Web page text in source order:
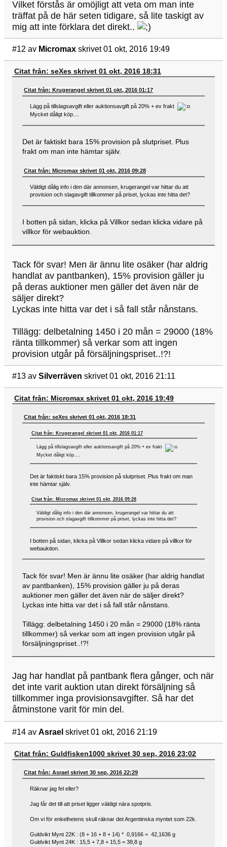
Vilket förstås är omöjligt att veta om man inte
träffat på de här seten tidigare, så lite taskigt av
mig att inte förklara det direkt..
#12 av Micromax skrivet 01 okt, 2016 19:49
Citat från: seXes skrivet 01 okt, 2016 18:31
Citat från: Krugerangel skrivet 01 okt, 2016 01:17
Lägg på tillslagsavgift eller auktionsavgift på 20% + ev frakt
Mycket dåligt köp....
Det är faktiskt bara 15% provision på slutpriset. Plus
frakt om man inte hämtar själv.
Citat från: Micromax skrivet 01 okt, 2016 09:28
Väldigt dålig info i den där annonsen, krugerangel var hittar du att
provision och slagavgift tillkommer på priset, lyckas inte hitta det?
I botten på sidan, klicka på Villkor sedan klicka vidare på
villkor för webauktion.
Tack för svar! Men är ännu lite osäker (har aldrig
handlat av pantbanken), 15% provision gäller ju
på deras auktioner men gäller det även när de
säljer direkt?
Lyckas inte hitta var det i så fall står nånstans.
Tillägg: delbetalning 1450 i 20 mån = 29000 (18%
ränta tillkommer) så verkar som att ingen
provision utgår på försäljningspriset..!?!
#13 av Silverräven skrivet 01 okt, 2016 21:11
Citat från: Micromax skrivet 01 okt, 2016 19:49
Citat från: seXes skrivet 01 okt, 2016 18:31
Citat från: Krugerangel skrivet 01 okt, 2016 01:17
Lägg på tillslagsavgift eller auktionsavgift på 20% + ev frakt
Mycket dåligt köp....
Det är faktiskt bara 15% provision på slutpriset. Plus frakt om man
inte hämtar själv.
Citat från: Micromax skrivet 01 okt, 2016 09:28
Väldigt dålig info i den där annonsen, krugerangel var hittar du att
provision och slagavgift tillkommer på priset, lyckas inte hitta det?
I botten på sidan, klicka på Villkor sedan klicka vidare på villkor för
webauktion.
Tack för svar! Men är ännu lite osäker (har aldrig handlat
av pantbanken), 15% provision gäller ju på deras
auktioner men gäller det även när de säljer direkt?
Lyckas inte hitta var det i så fall står nånstans.
Tillägg: delbetalning 1450 i 20 mån = 29000 (18% ränta
tillkommer) så verkar som att ingen provision utgår på
försäljningspriset..!?!
Jag har handlat på pantbank flera gånger, och när
det inte varit auktion utan direkt försäljning så
tillkommer inga provisionsavgifter. Så har det
åtminstone varit för min del.
#14 av Asrael skrivet 01 okt, 2016 21:19
Citat från: Guldfisken1000 skrivet 30 sep, 2016 23:02
Citat från: Asrael skrivet 30 sep, 2016 22:29
Räknar jag fel eller?
Jag får det till att priset ligger väldigt nära spotpris.
Om vi för enkelhetens skull räknar det Argentinska myntet som 22k.
Guldvikt Mynt 22K : (8 + 16 + 8 + 14) * 0,9166 = 42,1636 g
Guldvikt Mynt 24K : 15,5 + 7,8 + 15,5 = 38,8 g